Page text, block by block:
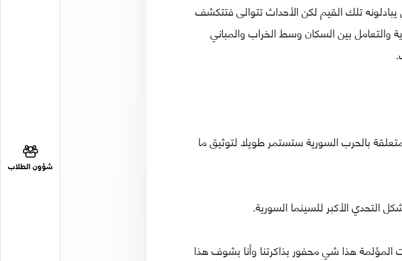
شؤون الطلاب
يبادلونه تلك القيم لكن الأحداث تتوالى فتتكشف
والتعامل بين السكان وسط الخراب والمباني
بالحرب السورية ستستمر طويلا لتوثيق ما
التحدي الأكبر للسينما السورية.
المؤلمة هذا شي محفور بذاكرتنا وأنا بشوف هذا